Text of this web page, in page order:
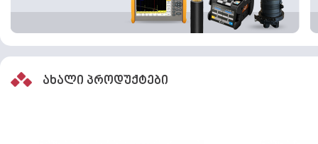
ახალი პროდუქტები